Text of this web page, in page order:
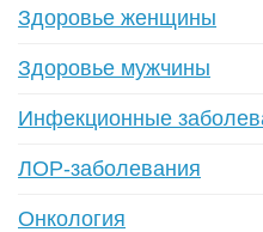
Здоровье женщины
Здоровье мужчины
Инфекционные
ЛОР-заболевания
Онкология